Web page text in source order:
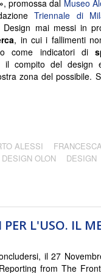
, promossa dal Museo
Triennale di
mai messi in
, in cui i fallimenti
come indicatori di
il compito del
zona del possibile.
ALESSI
OLON
DESIGN
L'USO. IL
il 27
from The